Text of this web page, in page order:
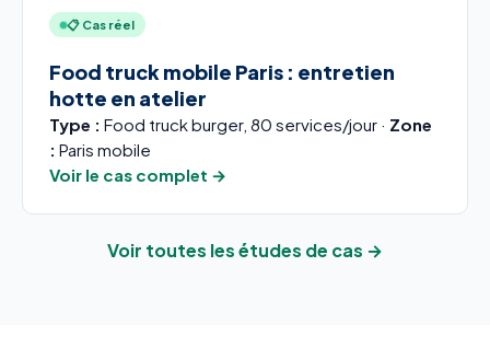
📋 Cas réel
Food truck mobile Paris : entretien
hotte en atelier
Type : Food truck burger, 80 services/jour · Zone
: Paris mobile
Voir le cas complet →
Voir toutes les études de cas →